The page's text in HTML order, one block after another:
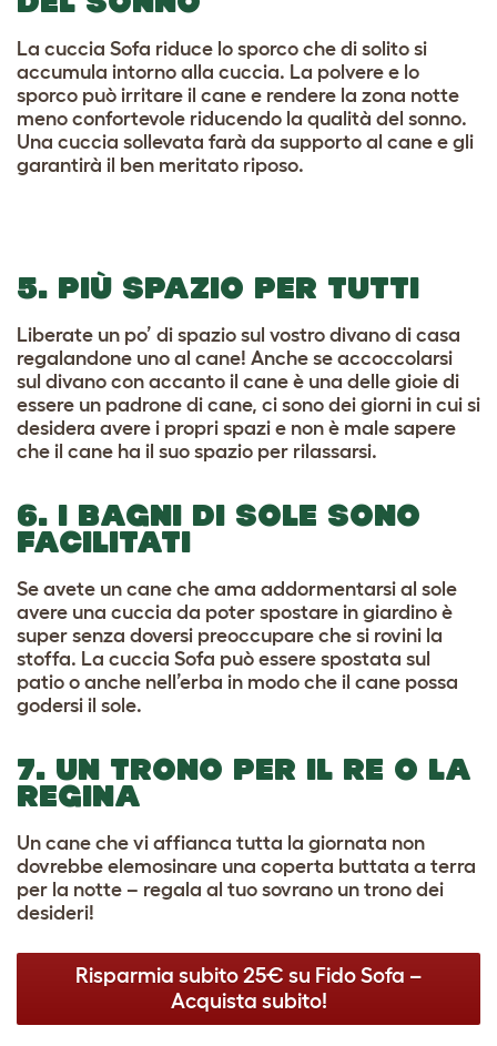
La cuccia Sofa riduce lo sporco che di solito si
accumula intorno alla cuccia. La polvere e lo
sporco può irritare il cane e rendere la zona notte
meno confortevole riducendo la qualità del sonno.
Una cuccia sollevata farà da supporto al cane e gli
garantirà il ben meritato riposo.
5. PIÙ SPAZIO PER TUTTI
Liberate un po’ di spazio sul vostro divano di casa
regalandone uno al cane! Anche se accoccolarsi
sul divano con accanto il cane è una delle gioie di
essere un padrone di cane, ci sono dei giorni in cui si
desidera avere i propri spazi e non è male sapere
che il cane ha il suo spazio per rilassarsi.
6. I BAGNI DI SOLE SONO
FACILITATI
Se avete un cane che ama addormentarsi al sole
avere una cuccia da poter spostare in giardino è
super senza doversi preoccupare che si rovini la
stoffa. La cuccia Sofa può essere spostata sul
patio o anche nell’erba in modo che il cane possa
godersi il sole.
7. UN TRONO PER IL RE O LA
REGINA
Un cane che vi affianca tutta la giornata non
dovrebbe elemosinare una coperta buttata a terra
per la notte – regala al tuo sovrano un trono dei
desideri!
Risparmia subito 25€ su Fido Sofa –
Acquista subito!